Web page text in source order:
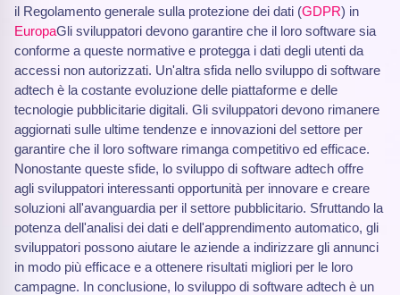
il Regolamento generale sulla protezione dei dati (GDPR) in
EuropaGli sviluppatori devono garantire che il loro software sia
conforme a queste normative e protegga i dati degli utenti da
accessi non autorizzati. Un'altra sfida nello sviluppo di software
adtech è la costante evoluzione delle piattaforme e delle
tecnologie pubblicitarie digitali. Gli sviluppatori devono rimanere
aggiornati sulle ultime tendenze e innovazioni del settore per
garantire che il loro software rimanga competitivo ed efficace.
Nonostante queste sfide, lo sviluppo di software adtech offre
agli sviluppatori interessanti opportunità per innovare e creare
soluzioni all'avanguardia per il settore pubblicitario. Sfruttando la
potenza dell'analisi dei dati e dell'apprendimento automatico, gli
sviluppatori possono aiutare le aziende a indirizzare gli annunci
in modo più efficace e a ottenere risultati migliori per le loro
campagne. In conclusione, lo sviluppo di software adtech è un